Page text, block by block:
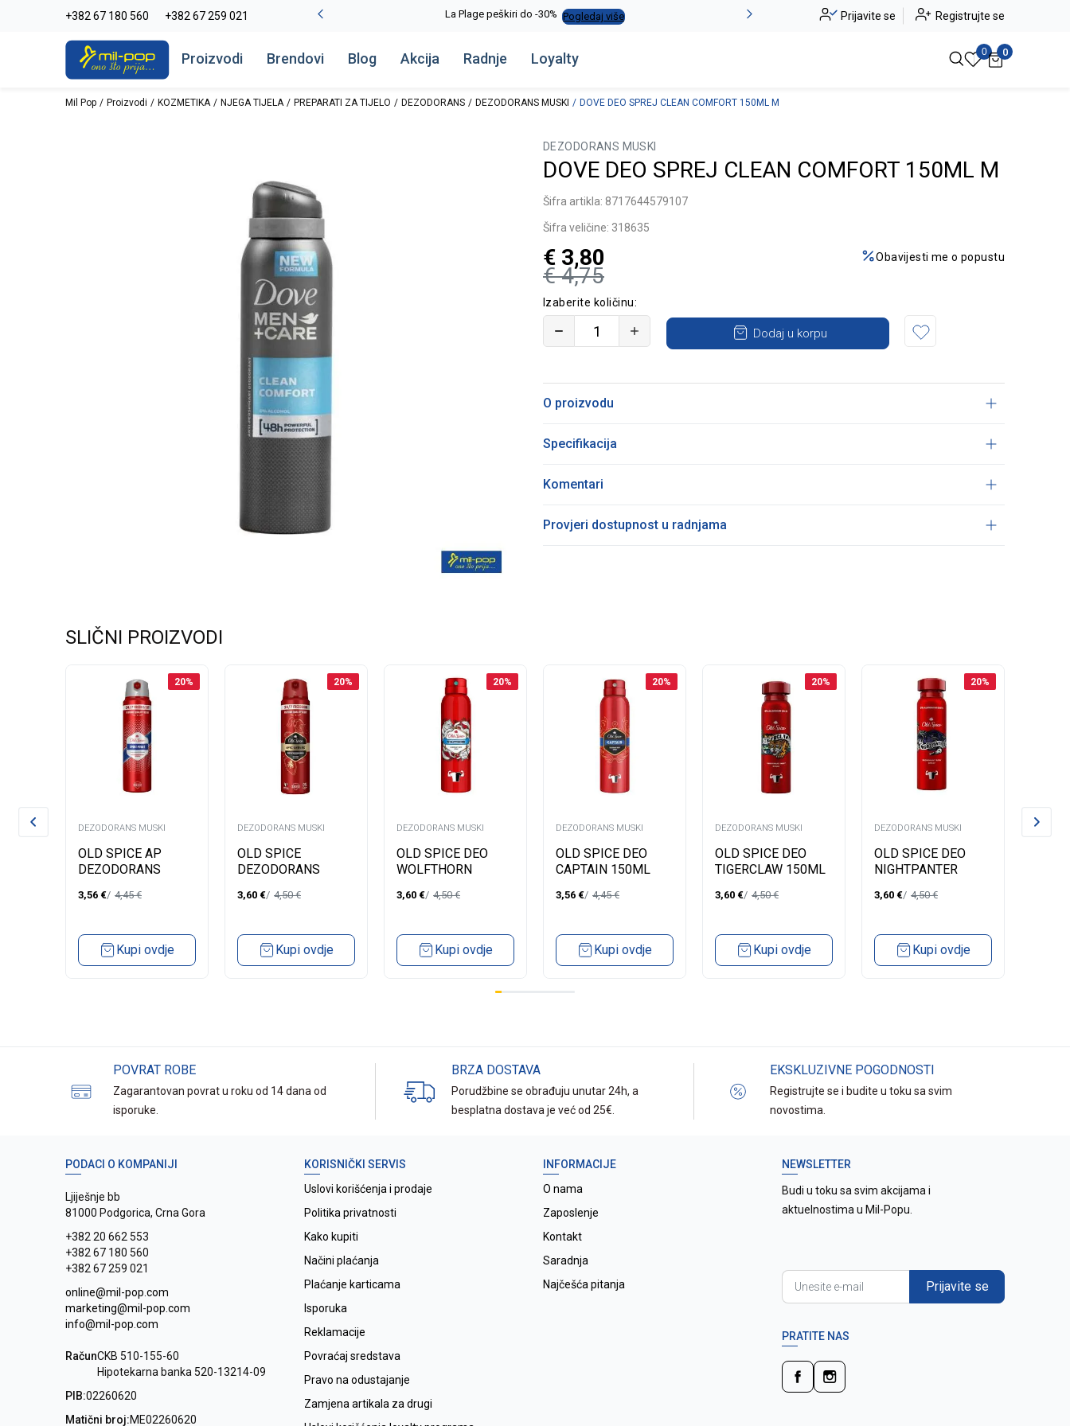
+382 67 180 560 +382 67 259 021
-20% na kompletan asortiman Pogledaj više La Plage peškiri do -30% Pogledaj više Alma Ras do -50% Pogledaj više
Prijavite se Registrujte se
Proizvodi Brendovi Blog Akcija Radnje Loyalty 0 0
Mil Pop Proizvodi KOZMETIKA NJEGA TIJELA PREPARATI ZA TIJELO DEZODORANS DEZODORANS MUSKI DOVE DEO SPREJ CLEAN COMFORT 150ML M
DEZODORANS MUSKI
DOVE DEO SPREJ CLEAN COMFORT 150ML M
Šifra artikla: 8717644579107
Šifra veličine: 318635
€ 4,75
€ 3,80 Obavijesti me o popustu
Izaberite količinu:
Dodaj u korpu
O proizvodu
Specifikacija
Komentari
Provjeri dostupnost u radnjama
SLIČNI PROIZVODI
20%
DEZODORANS MUSKI
OLD SPICE AP
DEZODORANS
150M
3,56 € 4,45€
Kupi ovdje
20%
DEZODORANS MUSKI
OLD SPICE
DEZODORANS
3,60 € 4,50€
Kupi ovdje
20%
DEZODORANS MUSKI
OLD SPICE DEO
WOLFTHORN
3,60 € 4,50€
Kupi ovdje
20%
DEZODORANS MUSKI
OLD SPICE DEO
CAPTAIN 150ML
3,56 € 4,45€
Kupi ovdje
20%
DEZODORANS MUSKI
OLD SPICE DEO
TIGERCLAW 150ML
3,60 € 4,50€
Kupi ovdje
20%
DEZODORANS MUSKI
OLD SPICE DEO
NIGHTPANTER
3,60 € 4,50€
Kupi ovdje
POVRAT ROBE
Zagarantovan povrat u roku od 14 dana od
isporuke.
BRZA DOSTAVA
Porudžbine se obrađuju unutar 24h, a
besplatna dostava je već od 25€.
EKSKLUZIVNE POGODNOSTI
Registrujte se i budite u toku sa svim
novostima.
PODACI O KOMPANIJI
Ljiješnje bb
81000 Podgorica, Crna Gora
+382 20 662 553
+382 67 180 560
+382 67 259 021
online@mil-pop.com
marketing@mil-pop.com
info@mil-pop.com
RačunCKB 510-155-60
Hipotekarna banka 520-13214-09
PIB:02260620
Matični broj:ME02260620
KORISNIČKI SERVIS
Uslovi korišćenja i prodaje
Politika privatnosti
Kako kupiti
Načini plaćanja
Plaćanje karticama
Isporuka
Reklamacije
Povraćaj sredstava
Pravo na odustajanje
Zamjena artikala za drugi
INFORMACIJE
O nama
Zaposlenje
Kontakt
Saradnja
Najčešća pitanja
NEWSLETTER
Budi u toku sa svim akcijama i
aktuelnostima u Mil-Popu.
Prijavite se
PRATITE NAS